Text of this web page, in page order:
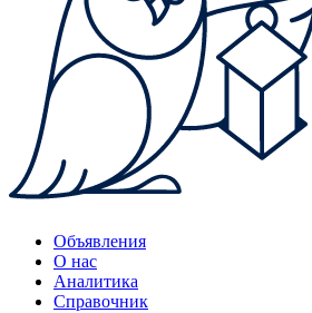
Объявления
О нас
Аналитика
Справочник